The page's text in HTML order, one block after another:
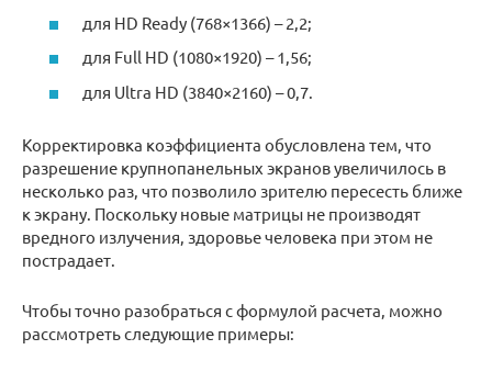
для HD Ready (768×1366) – 2,2;
для Full HD (1080×1920) – 1,56;
для Ultra HD (3840×2160) – 0,7.
Корректировка коэффициента обусловлена тем, что
разрешение крупнопанельных экранов увеличилось в
несколько раз, что позволило зрителю пересесть ближе
к экрану. Поскольку новые матрицы не производят
вредного излучения, здоровье человека при этом не
пострадает.
Чтобы точно разобраться с формулой расчета, можно
рассмотреть следующие примеры: